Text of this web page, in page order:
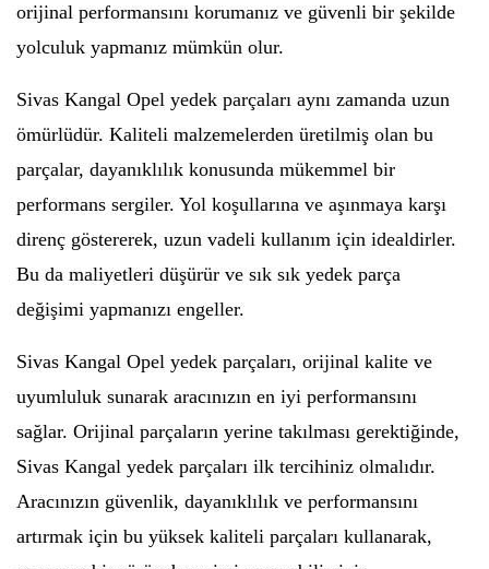
orijinal performansını korumanız ve güvenli bir şekilde
yolculuk yapmanız mümkün olur.
Sivas Kangal Opel yedek parçaları aynı zamanda uzun
ömürlüdür. Kaliteli malzemelerden üretilmiş olan bu
parçalar, dayanıklılık konusunda mükemmel bir
performans sergiler. Yol koşullarına ve aşınmaya karşı
direnç göstererek, uzun vadeli kullanım için idealdirler.
Bu da maliyetleri düşürür ve sık sık yedek parça
değişimi yapmanızı engeller.
Sivas Kangal Opel yedek parçaları, orijinal kalite ve
uyumluluk sunarak aracınızın en iyi performansını
sağlar. Orijinal parçaların yerine takılması gerektiğinde,
Sivas Kangal yedek parçaları ilk tercihiniz olmalıdır.
Aracınızın güvenlik, dayanıklılık ve performansını
artırmak için bu yüksek kaliteli parçaları kullanarak,